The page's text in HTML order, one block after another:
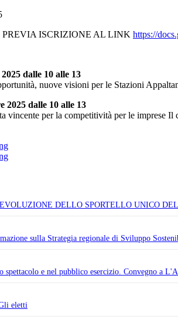
PREVIA ISCRIZIONE AL LINK https://
dalle 10 alle 13
nuove visioni per le Stazioni
dalle 10 alle 13
vincente per la competitività per le imprese Il
DELLO SPORTELLO UNICO
sulla Strategia regionale di Sviluppo
spettacolo e nel pubblico esercizio. Convegno a
eletti